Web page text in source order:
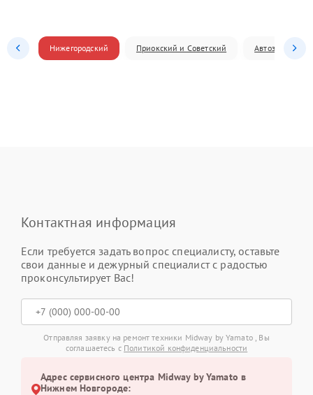
Нижегородский Приокский и Советский Автозаводский
Контактная информация
Если требуется задать вопрос специалисту, оставьте
свои данные и дежурный специалист с радостью
проконсультирует Вас!
Отправляя заявку на ремонт техники Midway by Yamato , Вы
соглашаетесь с Политикой конфиденциальности
Адрес сервисного центра Midway by Yamato в
Нижнем Новгороде: